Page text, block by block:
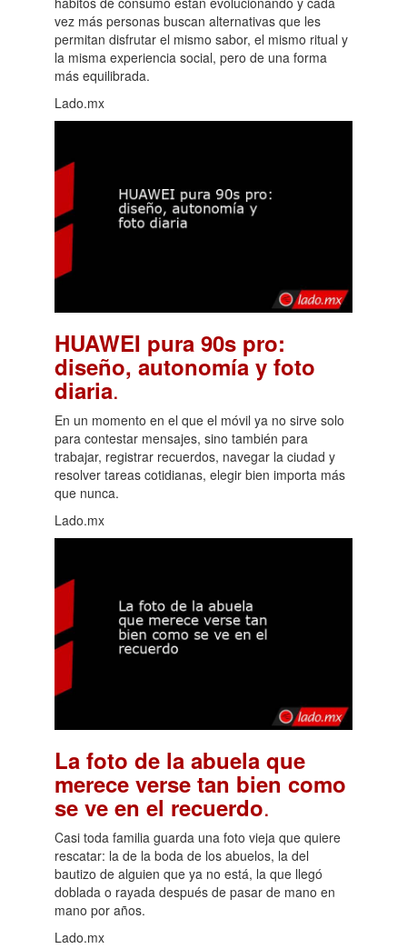
vez más personas buscan alternativas que les
permitan disfrutar el mismo sabor, el mismo ritual y
la misma experiencia social, pero de una forma
más equilibrada.
Lado.mx
HUAWEI pura 90s pro:
diseño, autonomía y foto
diaria.
En un momento en el que el móvil ya no sirve solo
para contestar mensajes, sino también para
trabajar, registrar recuerdos, navegar la ciudad y
resolver tareas cotidianas, elegir bien importa más
que nunca.
Lado.mx
La foto de la abuela que
merece verse tan bien como
se ve en el recuerdo.
Casi toda familia guarda una foto vieja que quiere
rescatar: la de la boda de los abuelos, la del
bautizo de alguien que ya no está, la que llegó
doblada o rayada después de pasar de mano en
mano por años.
Lado.mx